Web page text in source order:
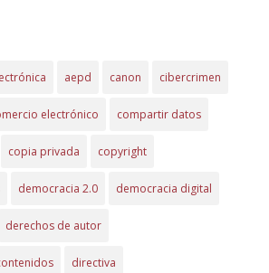
aepd canon cibercrimen
electrónico compartir datos
copia privada copyright
democracia 2.0 democracia digital
derechos de autor
directiva